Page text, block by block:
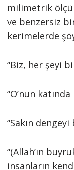
milimetrik
ve benzersiz
kerimelerde
‘‘Biz, her şeyi
‘‘O’nun
‘‘Sakın
‘‘(Allah’ın
insanların